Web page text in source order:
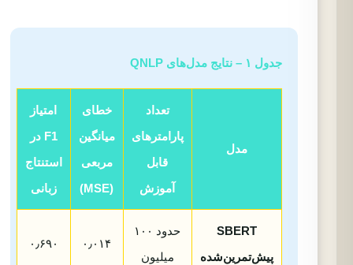
جدول ۱ – نتایج مدل‌های QNLP
مدل
تعداد
پارامترهای
قابل
آموزش
خطای
میانگین
مربعی
(MSE)
امتیاز
F1 در
استنتاج
زبانی
SBERT
پیش‌تمرین‌شده
حدود ۱۰۰
میلیون
۰٫۰۱۴ ۰٫۶۹۰